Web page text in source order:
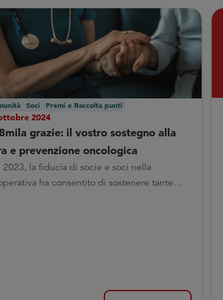
Soci Premi e Raccolta punti
2024
grazie: il vostro sostegno alla
e prevenzione oncologica
2023, la fiducia di socie e soci nella
ha consentito di sostenere tante